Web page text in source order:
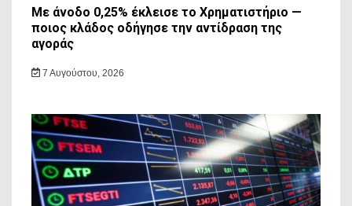
Με άνοδο 0,25% έκλεισε το Χρηματιστήριο —
ποιος κλάδος οδήγησε την αντίδραση της
αγοράς
7 Αυγούστου, 2026